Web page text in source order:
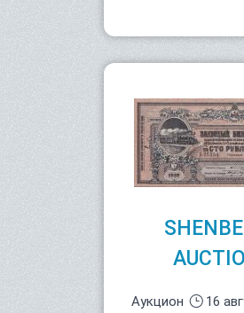
Аукцион 16